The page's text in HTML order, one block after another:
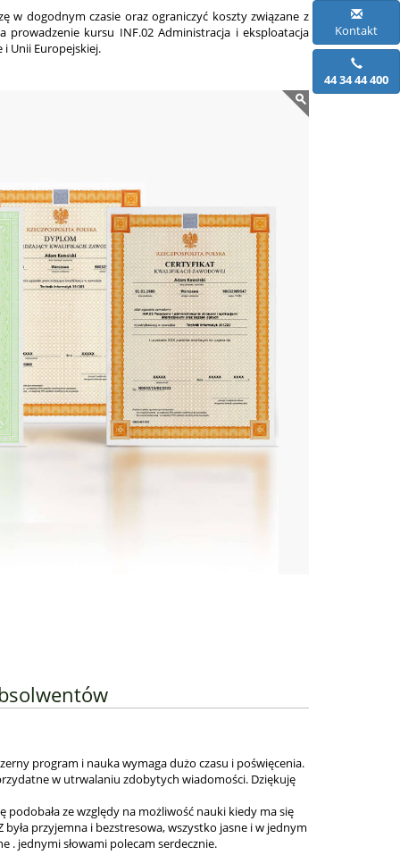
w dogodnym czasie oraz ograniczyć koszty związane z
prowadzenie kursu INF.02 Administracja i eksploatacja
Unii Europejskiej.
program i nauka wymaga dużo czasu i poświęcenia.
w utrwalaniu zdobytych wiadomości. Dziękuję
podobała ze względy na możliwość nauki kiedy ma się
była przyjemna i bezstresowa, wszystko jasne i w jednym
. jednymi słowami polecam serdecznie.
Kontakt
44 34 44 400